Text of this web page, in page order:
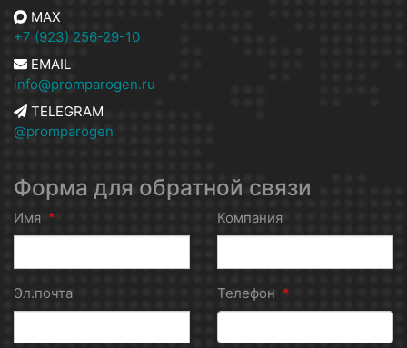
MAX
+7 (923) 256-29-10
EMAIL
info@promparogen.ru
TELEGRAM
@promparogen
Форма для обратной связи
Имя * Компания
Эл.почта Телефон *